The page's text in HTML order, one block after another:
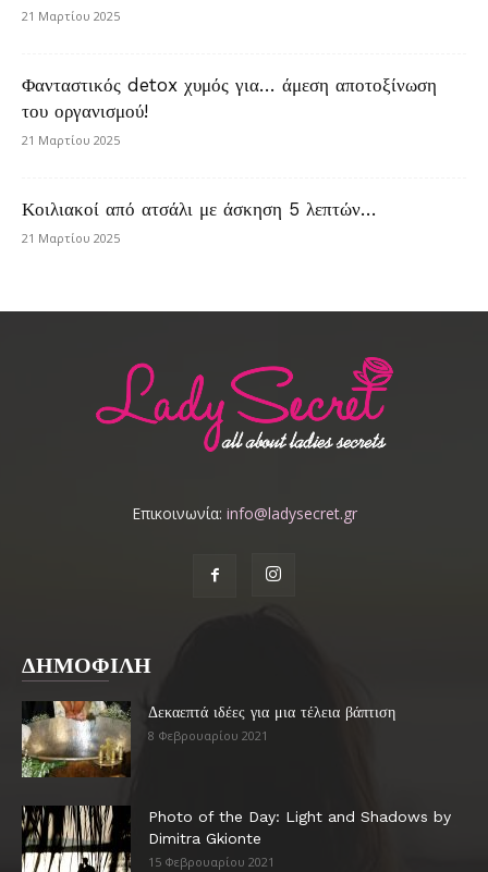
21 Μαρτίου 2025
Φανταστικός detox χυμός για… άμεση αποτοξίνωση
του οργανισμού!
21 Μαρτίου 2025
Κοιλιακοί από ατσάλι με άσκηση 5 λεπτών…
21 Μαρτίου 2025
Επικοινωνία: info@ladysecret.gr
ΔΗΜΟΦΙΛΗ
Δεκαεπτά ιδέες για μια τέλεια βάπτιση
8 Φεβρουαρίου 2021
Photo of the Day: Light and Shadows by
Dimitra Gkionte
15 Φεβρουαρίου 2021